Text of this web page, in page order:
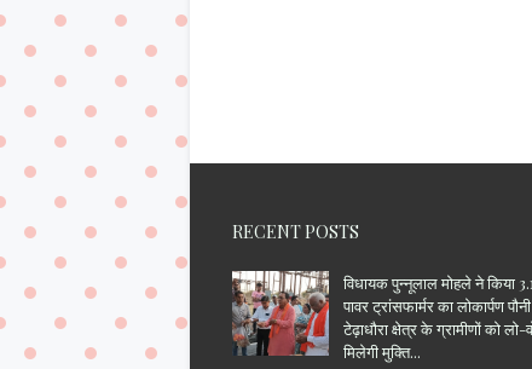
RECENT POSTS
विधायक पुन्नूलाल मोहले ने किया
पावर ट्रांसफार्मर का लोकार्पण
टेढ़ाधौरा क्षेत्र के ग्रामीणों को
मिलेगी मुक्ति...